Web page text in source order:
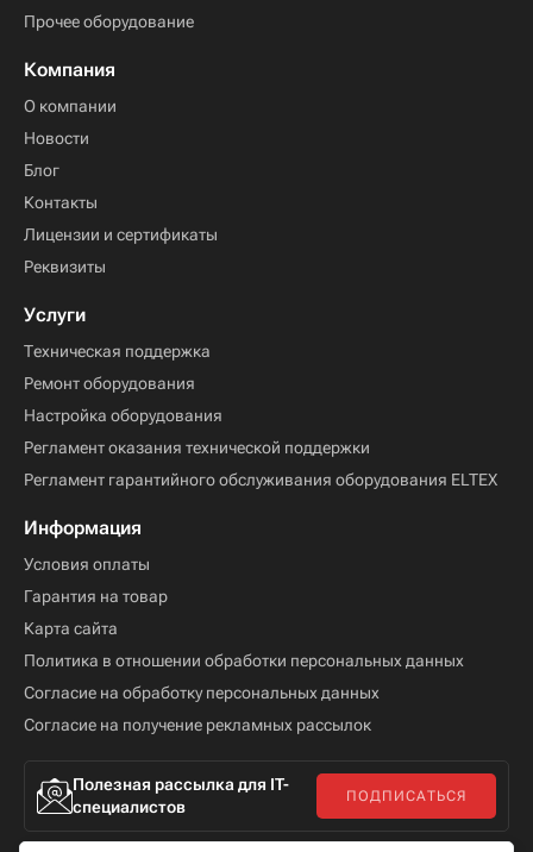
Прочее оборудование
Компания
О компании
Новости
Блог
Контакты
Лицензии и сертификаты
Реквизиты
Услуги
Техническая поддержка
Ремонт оборудования
Настройка оборудования
Регламент оказания технической поддержки
Регламент гарантийного обслуживания оборудования ELTEX
Информация
Условия оплаты
Гарантия на товар
Карта сайта
Политика в отношении обработки персональных данных
Согласие на обработку персональных данных
Согласие на получение рекламных рассылок
Полезная рассылка для IT-
специалистов
ПОДПИСАТЬСЯ